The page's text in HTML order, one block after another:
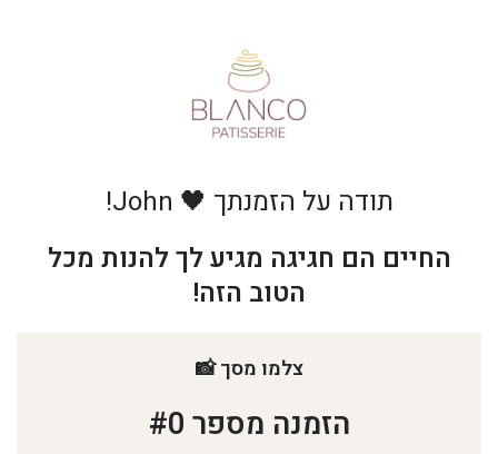
תודה על הזמנתך 🖤 John!
החיים הם חגיגה מגיע לך להנות מכל
הטוב הזה!
צלמו מסך 📸
הזמנה מספר #0​